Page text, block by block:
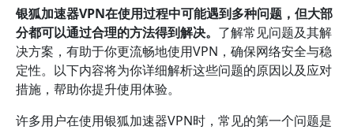
银狐加速器VPN在使用过程中可能遇到多种问题，但大部
分都可以通过合理的方法得到解决。 了解常见问题及其解
决方案，有助于你更流畅地使用VPN，确保网络安全与稳
定性。以下内容将为你详细解析这些问题的原因以及应对
措施，帮助你提升使用体验。
许多用户在使用银狐加速器VPN时，常见的第一个问题是